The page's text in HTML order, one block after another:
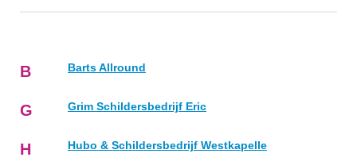
B Barts Allround
G Grim Schildersbedrijf Eric
H Hubo & Schildersbedrijf Westkapelle